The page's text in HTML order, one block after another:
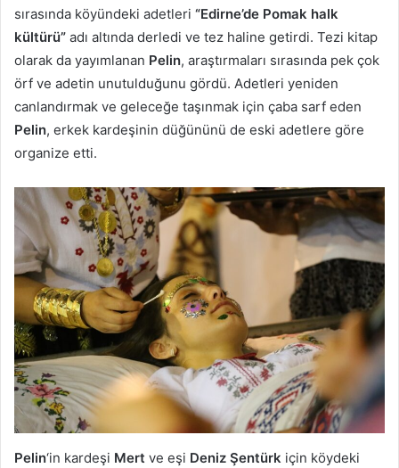
sırasında köyündeki adetleri “Edirne’de Pomak halk
kültürü” adı altında derledi ve tez haline getirdi. Tezi kitap
olarak da yayımlanan Pelin, araştırmaları sırasında pek çok
örf ve adetin unutulduğunu gördü. Adetleri yeniden
canlandırmak ve geleceğe taşınmak için çaba sarf eden
Pelin, erkek kardeşinin düğününü de eski adetlere göre
organize etti.
Pelin‘in kardeşi Mert ve eşi Deniz Şentürk için köydeki